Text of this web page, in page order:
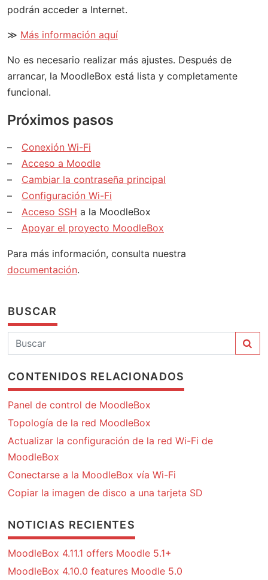
podrán acceder a Internet.
≫ Más información aquí
No es necesario realizar más ajustes. Después de
arrancar, la MoodleBox está lista y completamente
funcional.
Próximos pasos
Conexión Wi-Fi
Acceso a Moodle
Cambiar la contraseña principal
Configuración Wi-Fi
Acceso SSH a la MoodleBox
Apoyar el proyecto MoodleBox
Para más información, consulta nuestra
documentación.
BUSCAR
CONTENIDOS RELACIONADOS
Panel de control de MoodleBox
Topología de la red MoodleBox
Actualizar la configuración de la red Wi-Fi de
MoodleBox
Conectarse a la MoodleBox vía Wi-Fi
Copiar la imagen de disco a una tarjeta SD
NOTICIAS RECIENTES
MoodleBox 4.11.1 offers Moodle 5.1+
MoodleBox 4.10.0 features Moodle 5.0